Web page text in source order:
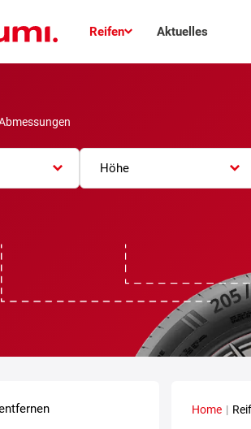
Reifen Aktuelles
Höhe
Home |